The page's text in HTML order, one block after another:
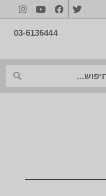
03-6136444